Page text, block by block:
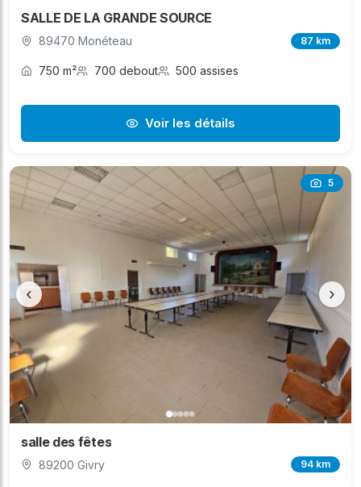
SALLE DE LA GRANDE SOURCE
89470 Monéteau 87 km
750 m² 700 debout 500 assises
Voir les détails
5
‹ ›
salle des fêtes
89200 Givry 94 km